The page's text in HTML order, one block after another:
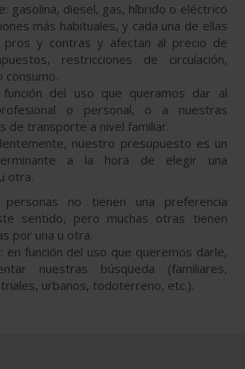
gasolina, diesel, gas, híbrido o eléctrico
más habituales, y cada una de ellas
pros y contras y afectan al precio de
restricciones de circulación,
consumo.
función del uso que queramos dar al
o personal, o a nuestras
de transporte a nivel familiar.
nuestro presupuesto es un
a la hora de elegir una
otra.
personas no tienen una preferencia
sentido, pero muchas otras tienen
por una u otra.
en función del uso que queremos darle,
nuestras búsqueda (familiares,
urbanos, todoterreno, etc.).